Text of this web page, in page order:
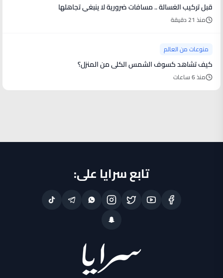
قبل تركيب الغسالة .. مسافات ضرورية لا ينبغي تجاهلها
منذ 21 دقيقة
منوعات من العالم
كيف تشاهد كسوف الشمس الكلى من المنزل؟
منذ 6 ساعات
تابع سرايا على: